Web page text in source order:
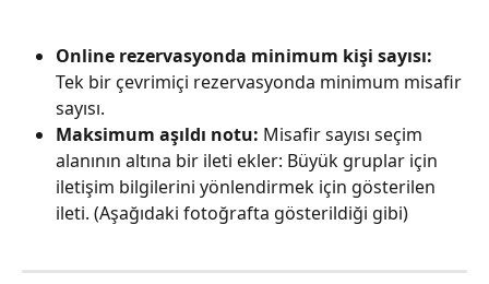
Online rezervasyonda minimum kişi sayısı:
Tek bir çevrimiçi rezervasyonda minimum misafir
sayısı.
Maksimum aşıldı notu: Misafir sayısı seçim
alanının altına bir ileti ekler: Büyük gruplar için
iletişim bilgilerini yönlendirmek için gösterilen
ileti. (Aşağıdaki fotoğrafta gösterildiği gibi)